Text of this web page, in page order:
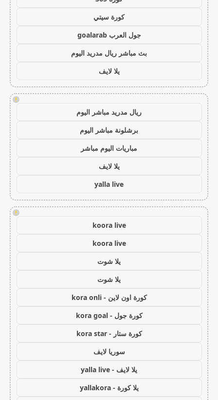
كورة سيتي
جول العرب goalarab
بث مباشر ريال مدريد اليوم
يلا لايف
!
ريال مدريد مباشر اليوم
برشلونة مباشر اليوم
مباريات اليوم مباشر
يلا لايف
yalla live
!
koora live
koora live
يلا شوت
يلا شوت
كورة اون لاين - kora onli
كورة جول - kora goal
كورة ستار - kora star
سوريا لايف
يلا لايف - yalla live
يلا كورة - yallakora